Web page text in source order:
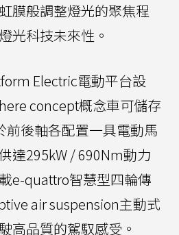
膜般調整燈光的聚焦程
光科技未來性。
Electric電動平台設
concept概念車可儲存
前後軸各配置一具電動馬
達295kW / 690Nm動力
e-quattro智慧型四輪傳
air suspension主動式
高品質的駕馭感受。